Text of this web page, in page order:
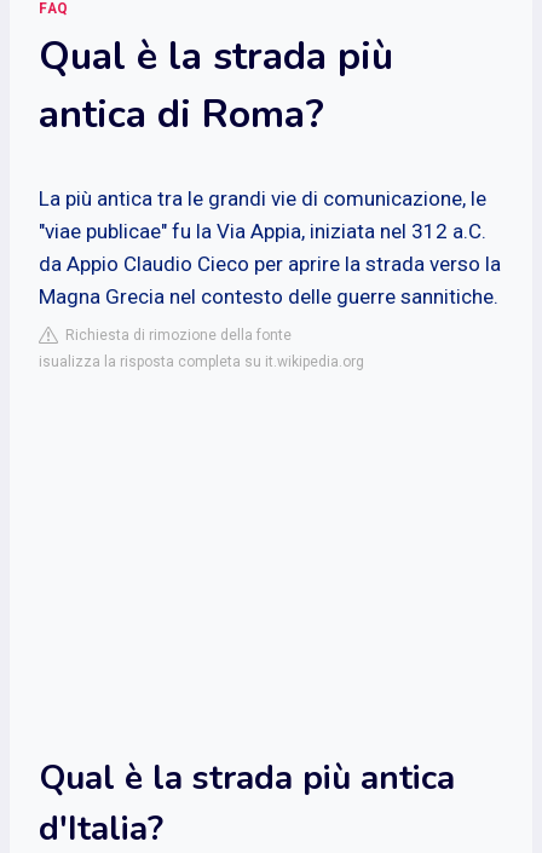
FAQ
Qual è la strada più
antica di Roma?
La più antica tra le grandi vie di comunicazione, le
"viae publicae" fu la Via Appia, iniziata nel 312 a.C.
da Appio Claudio Cieco per aprire la strada verso la
Magna Grecia nel contesto delle guerre sannitiche.
Richiesta di rimozione della fonte
isualizza la risposta completa su it.wikipedia.org
Qual è la strada più antica
d'Italia?